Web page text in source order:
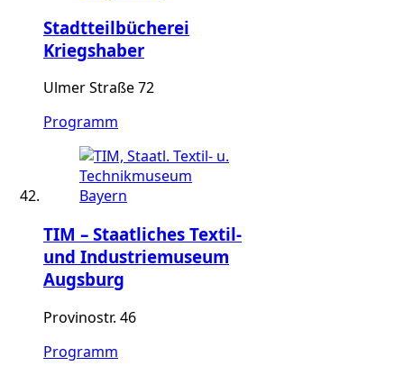
Stadtteilbücherei
Kriegshaber
Ulmer Straße 72
Programm
TIM – Staatliches Textil-
und Industriemuseum
Augsburg
Provinostr. 46
Programm